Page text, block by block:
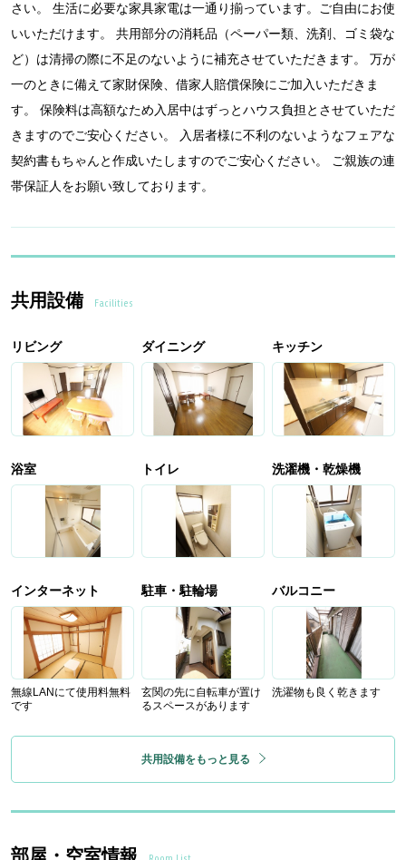
さい。 生活に必要な家具家電は一通り揃っています。ご自由にお使
いいただけます。 共用部分の消耗品（ペーパー類、洗剤、ゴミ袋な
ど）は清掃の際に不足のないように補充させていただきます。 万が
一のときに備えて家財保険、借家人賠償保険にご加入いただきま
す。 保険料は高額なため入居中はずっとハウス負担とさせていただ
きますのでご安心ください。 入居者様に不利のないようなフェアな
契約書もちゃんと作成いたしますのでご安心ください。 ご親族の連
帯保証人をお願い致しております。
共用設備 Facilities
リビング ダイニング キッチン
浴室 トイレ 洗濯機・乾燥機
インターネット
無線LANにて使用料無料
です
駐車・駐輪場
玄関の先に自転車が置け
るスペースがあります
バルコニー
洗濯物も良く乾きます
共用設備をもっと見る
部屋・空室情報